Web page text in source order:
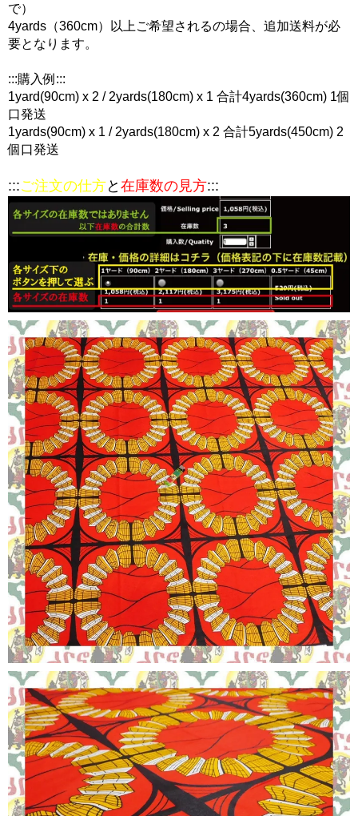
で）
4yards（360cm）以上ご希望されるの場合、追加送料が必
要となります。
:::購入例:::
1yard(90cm) x 2 / 2yards(180cm) x 1 合計4yards(360cm) 1個
口発送
1yards(90cm) x 1 / 2yards(180cm) x 2 合計5yards(450cm) 2
個口発送
:::ご注文の仕方と 在庫数の見方:::